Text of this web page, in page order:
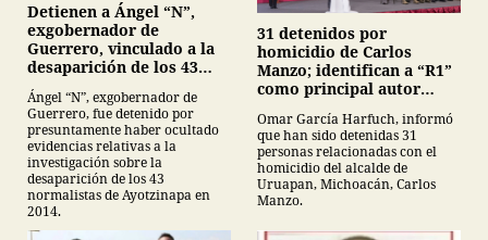
Detienen a Ángel “N”,
exgobernador de
Guerrero, vinculado a la
desaparición de los 43
normalistas de
Ayotzinapa
Ángel “N”, exgobernador de
Guerrero, fue detenido por
presuntamente haber ocultado
evidencias relativas a la
investigación sobre la
desaparición de los 43
normalistas de Ayotzinapa en
2014.
31 detenidos por
homicidio de Carlos
Manzo; identifican a “R1”
como principal autor
Omar García Harfuch, informó
que han sido detenidas 31
personas relacionadas con el
homicidio del alcalde de
Uruapan, Michoacán, Carlos
Manzo.